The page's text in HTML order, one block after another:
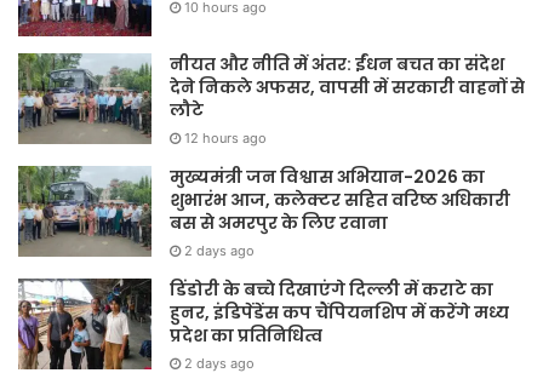
10 hours ago
नीयत और नीति में अंतर: ईंधन बचत का संदेश
देने निकले अफसर, वापसी में सरकारी वाहनों से
लौटे
12 hours ago
मुख्यमंत्री जन विश्वास अभियान-2026 का
शुभारंभ आज, कलेक्टर सहित वरिष्ठ अधिकारी
बस से अमरपुर के लिए रवाना
2 days ago
डिंडोरी के बच्चे दिखाएंगे दिल्ली में कराटे का
हुनर, इंडिपेंडेंस कप चैंपियनशिप में करेंगे मध्य
प्रदेश का प्रतिनिधित्व
2 days ago